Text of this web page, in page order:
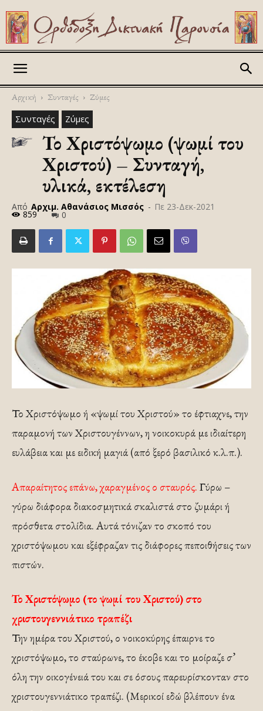
Αρχική Συνταγές Ζύμες
Συνταγές Ζύμες
Το Χριστόψωμο (ψωμί του
Χριστού) – Συνταγή,
υλικά, εκτέλεση
Από Αρχιμ. Αθανάσιος Μισσός - Πε 23-Δεκ-2021
859 0
Το Χριστόψωμο ή «ψωμί του Χριστού» το έφτιαχνε, την
παραμονή των Χριστουγέννων, η νοικοκυρά με ιδιαίτερη
ευλάβεια και με ειδική μαγιά (από ξερό βασιλικό κ.λ.π.).
Απαραίτητος επάνω, χαραγμένος ο σταυρός. Γύρω –
γύρω διάφορα διακοσμητικά σκαλιστά στο ζυμάρι ή
πρόσθετα στολίδια. Αυτά τόνιζαν το σκοπό του
χριστόψωμου και εξέφραζαν τις διάφορες πεποιθήσεις των
πιστών.
Το Χριστόψωμο (το ψωμί του Χριστού) στο
χριστουγεννιάτικο τραπέζι
Την ημέρα του Χριστού, ο νοικοκύρης έπαιρνε το
χριστόψωμο, το σταύρωνε, το έκοβε και το μοίραζε σ’
όλη την οικογένειά του και σε όσους παρευρίσκονταν στο
χριστουγεννιάτικο τραπέζι. (Μερικοί εδώ βλέπουν ένα